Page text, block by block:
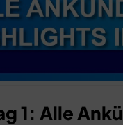
1: Alle